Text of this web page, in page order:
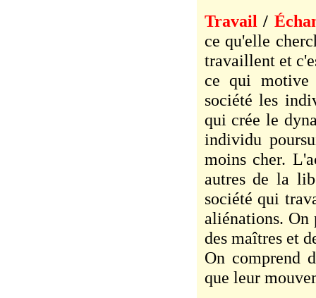
Travail /
ce qu'elle
travaillent et
ce qui motive
société les
qui crée le
individu
moins cher.
autres de la
société qui
aliénations. On
des maîtres et
On comprend
que leur